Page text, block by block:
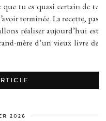
tu es quasi certain de te
terminée. La recette, pas
réaliser aujourd’hui est
mère d’un vieux livre de
2026